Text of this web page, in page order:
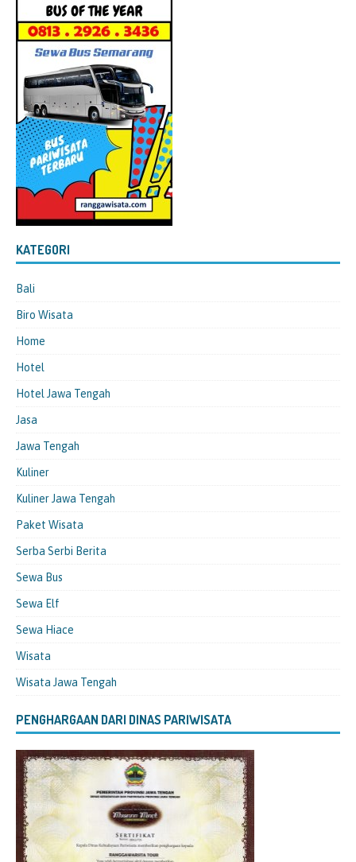
KATEGORI
Bali
Biro Wisata
Home
Hotel
Hotel Jawa Tengah
Jasa
Jawa Tengah
Kuliner
Kuliner Jawa Tengah
Paket Wisata
Serba Serbi Berita
Sewa Bus
Sewa Elf
Sewa Hiace
Wisata
Wisata Jawa Tengah
PENGHARGAAN DARI DINAS PARIWISATA